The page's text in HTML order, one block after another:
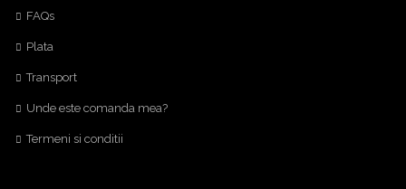
FAQs
Plata
Transport
Unde este comanda mea?
Termeni si conditii